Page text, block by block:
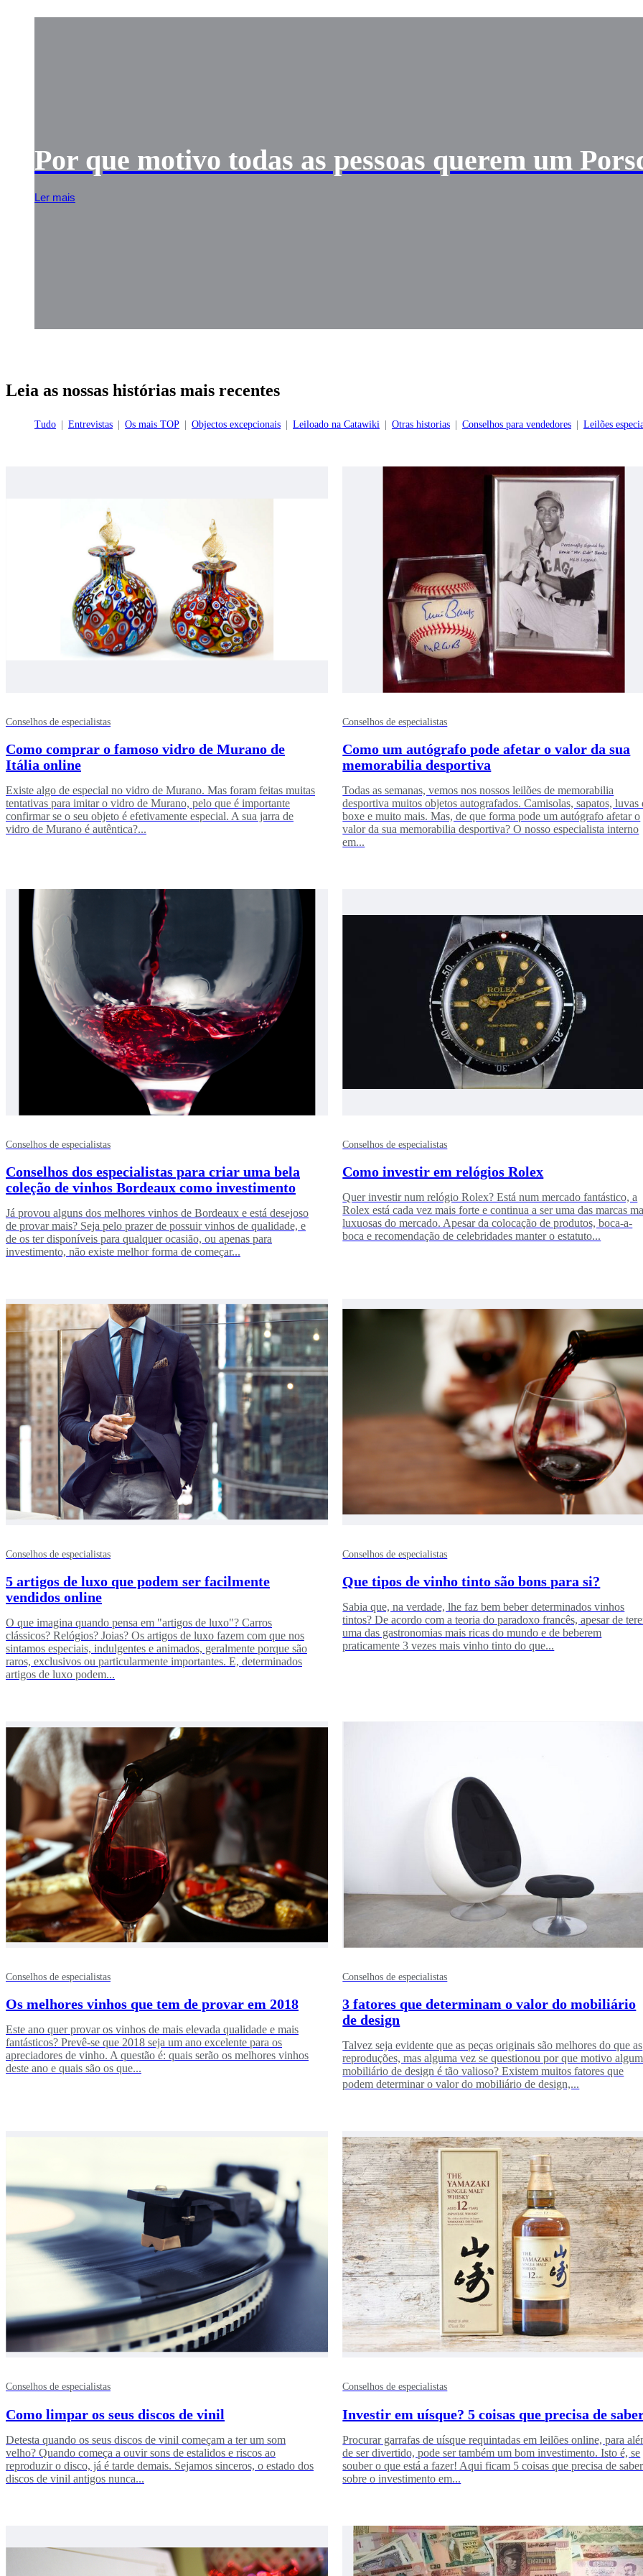
Por que motivo todas as pessoas querem um
Ler mais
Leia as nossas histórias mais recentes
Tudo Entrevistas Os mais TOP Objectos excepcionais Leiloado na Catawiki Otras historias Conselhos para vendedores Leilões
Conselhos de especialistas
Como comprar o famoso vidro de Murano de
Itália online
Existe algo de especial no vidro de Murano. Mas foram feitas muitas
tentativas para imitar o vidro de Murano, pelo que é importante
confirmar se o seu objeto é efetivamente especial. A sua jarra de
vidro de Murano é autêntica?...
Conselhos de especialistas
Como um autógrafo pode afetar o valor da sua
memorabilia desportiva
Todas as semanas, vemos nos nossos leilões de memorabilia
desportiva muitos objetos autografados. Camisolas, sapatos, luvas
boxe e muito mais. Mas, de que forma pode um autógrafo afetar o
valor da sua memorabilia desportiva? O nosso especialista interno
em...
Conselhos de especialistas
Conselhos dos especialistas para criar uma bela
coleção de vinhos Bordeaux como investimento
Já provou alguns dos melhores vinhos de Bordeaux e está desejoso
de provar mais? Seja pelo prazer de possuir vinhos de qualidade, e
de os ter disponíveis para qualquer ocasião, ou apenas para
investimento, não existe melhor forma de começar...
Conselhos de especialistas
Como investir em relógios Rolex
Quer investir num relógio Rolex? Está num mercado fantástico, a
Rolex está cada vez mais forte e continua a ser uma das marcas
luxuosas do mercado. Apesar da colocação de produtos, boca-a-
boca e recomendação de celebridades manter o estatuto...
Conselhos de especialistas
5 artigos de luxo que podem ser facilmente
vendidos online
O que imagina quando pensa em "artigos de luxo"? Carros
clássicos? Relógios? Joias? Os artigos de luxo fazem com que nos
sintamos especiais, indulgentes e animados, geralmente porque são
raros, exclusivos ou particularmente importantes. E, determinados
artigos de luxo podem...
Conselhos de especialistas
Que tipos de vinho tinto são bons para si?
Sabia que, na verdade, lhe faz bem beber determinados vinhos
tintos? De acordo com a teoria do paradoxo francês, apesar de
uma das gastronomias mais ricas do mundo e de beberem
praticamente 3 vezes mais vinho tinto do que...
Conselhos de especialistas
Os melhores vinhos que tem de provar em 2018
Este ano quer provar os vinhos de mais elevada qualidade e mais
fantásticos? Prevê-se que 2018 seja um ano excelente para os
apreciadores de vinho. A questão é: quais serão os melhores vinhos
deste ano e quais são os que...
Conselhos de especialistas
3 fatores que determinam o valor do mobiliário
de design
Talvez seja evidente que as peças originais são melhores do que as
reproduções, mas alguma vez se questionou por que motivo algum
mobiliário de design é tão valioso? Existem muitos fatores que
podem determinar o valor do mobiliário de design,...
Conselhos de especialistas
Como limpar os seus discos de vinil
Detesta quando os seus discos de vinil começam a ter um som
velho? Quando começa a ouvir sons de estalidos e riscos ao
reproduzir o disco, já é tarde demais. Sejamos sinceros, o estado dos
discos de vinil antigos nunca...
Conselhos de especialistas
Investir em uísque? 5 coisas que precisa de
Procurar garrafas de uísque requintadas em leilões online, para
de ser divertido, pode ser também um bom investimento. Isto é, se
souber o que está a fazer! Aqui ficam 5 coisas que precisa de saber
sobre o investimento em...